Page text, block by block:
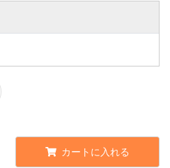
カートに入れる